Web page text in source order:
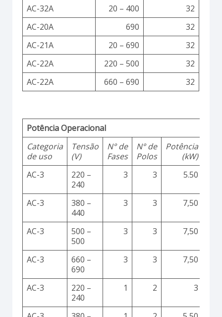
AC-32A
20 – 400
32
AC-20A
690
32
AC-21A
20 – 690
32
AC-22A
220 – 500
32
AC-22A
660 – 690 32
Potência Operacional
Categoria
de uso
Tensão
(V)
N° de
Fases
N° de
Polos
Potência
(kW)
AC-3
220 –
240
3 3 5.50
AC-3
380 –
440
3 3 7,50
AC-3
500 –
500
3 3 7,50
AC-3
660 –
690
3 3 7,50
AC-3
220 –
240
1 2 3